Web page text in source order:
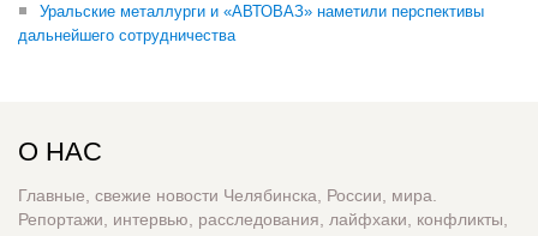
Уральские металлурги и «АВТОВАЗ» наметили перспективы
дальнейшего сотрудничества
О НАС
Главные, свежие новости Челябинска, России, мира.
Репортажи, интервью, расследования, лайфхаки, конфликты,